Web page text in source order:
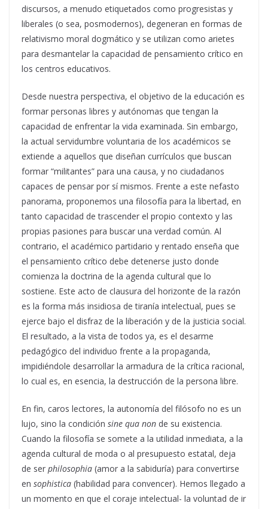
discursos, a menudo etiquetados como progresistas y
liberales (o sea, posmodernos), degeneran en formas de
relativismo moral dogmático y se utilizan como arietes
para desmantelar la capacidad de pensamiento crítico en
los centros educativos.
Desde nuestra perspectiva, el objetivo de la educación es
formar personas libres y autónomas que tengan la
capacidad de enfrentar la vida examinada. Sin embargo,
la actual servidumbre voluntaria de los académicos se
extiende a aquellos que diseñan currículos que buscan
formar “militantes” para una causa, y no ciudadanos
capaces de pensar por sí mismos. Frente a este nefasto
panorama, proponemos una filosofía para la libertad, en
tanto capacidad de trascender el propio contexto y las
propias pasiones para buscar una verdad común. Al
contrario, el académico partidario y rentado enseña que
el pensamiento crítico debe detenerse justo donde
comienza la doctrina de la agenda cultural que lo
sostiene. Este acto de clausura del horizonte de la razón
es la forma más insidiosa de tiranía intelectual, pues se
ejerce bajo el disfraz de la liberación y de la justicia social.
El resultado, a la vista de todos ya, es el desarme
pedagógico del individuo frente a la propaganda,
impidiéndole desarrollar la armadura de la crítica racional,
lo cual es, en esencia, la destrucción de la persona libre.
En fin, caros lectores, la autonomía del filósofo no es un
lujo, sino la condición sine qua non de su existencia.
Cuando la filosofía se somete a la utilidad inmediata, a la
agenda cultural de moda o al presupuesto estatal, deja
de ser philosophia (amor a la sabiduría) para convertirse
en sophistica (habilidad para convencer). Hemos llegado a
un momento en que el coraje intelectual- la voluntad de ir